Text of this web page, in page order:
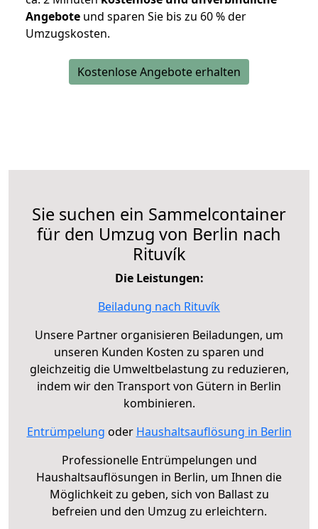
Angebote und sparen Sie bis zu 60 % der
Umzugskosten.
Kostenlose Angebote erhalten
Sie suchen ein Sammelcontainer
für den Umzug von Berlin nach
Rituvík
Die Leistungen:
Beiladung nach Rituvík
Unsere Partner organisieren Beiladungen, um
unseren Kunden Kosten zu sparen und
gleichzeitig die Umweltbelastung zu reduzieren,
indem wir den Transport von Gütern in Berlin
kombinieren.
Entrümpelung oder Haushaltsauflösung in Berlin
Professionelle Entrümpelungen und
Haushaltsauflösungen in Berlin, um Ihnen die
Möglichkeit zu geben, sich von Ballast zu
befreien und den Umzug zu erleichtern.